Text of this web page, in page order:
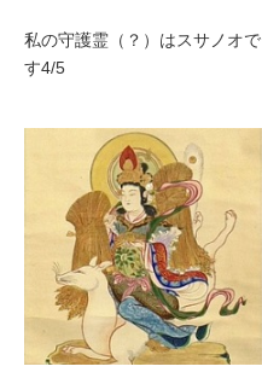
私の守護霊（？）はスサノオで
す4/5